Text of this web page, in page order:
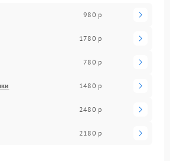
980 р
1780 р
780 р
1480 р
2480 р
2180 р